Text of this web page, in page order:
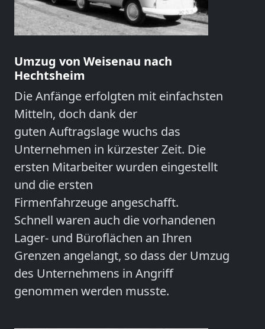
Umzug von Weisenau nach
Hechtsheim
Die Anfänge erfolgten mit einfachsten
Mitteln, doch dank der
guten Auftragslage wuchs das
Unternehmen in kürzester Zeit. Die
ersten Mitarbeiter wurden eingestellt
und die ersten
Firmenfahrzeuge angeschafft.
Schnell waren auch die vorhandenen
Lager- und Büroflächen an Ihren
Grenzen angelangt, so dass der Umzug
des Unternehmens in Angriff
genommen werden musste.